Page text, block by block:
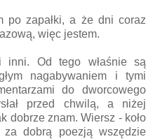
po zapałki, a że dni coraz
więc jestem.
inni. Od tego właśnie są
nagabywaniem i tymi
do dworcowego
przed chwilą, a niżej
dobrze znam. Wiersz - koło
dobrą poezją wszędzie